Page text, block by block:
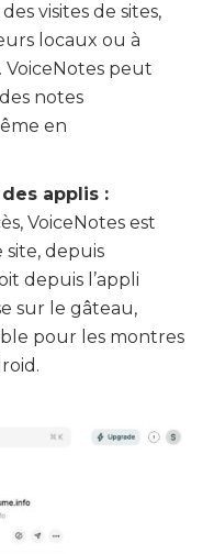
visites de sites,
locaux ou à
VoiceNotes peut
notes
en
applis :
VoiceNotes est
site, depuis
depuis l’appli
sur le gâteau,
pour les montres